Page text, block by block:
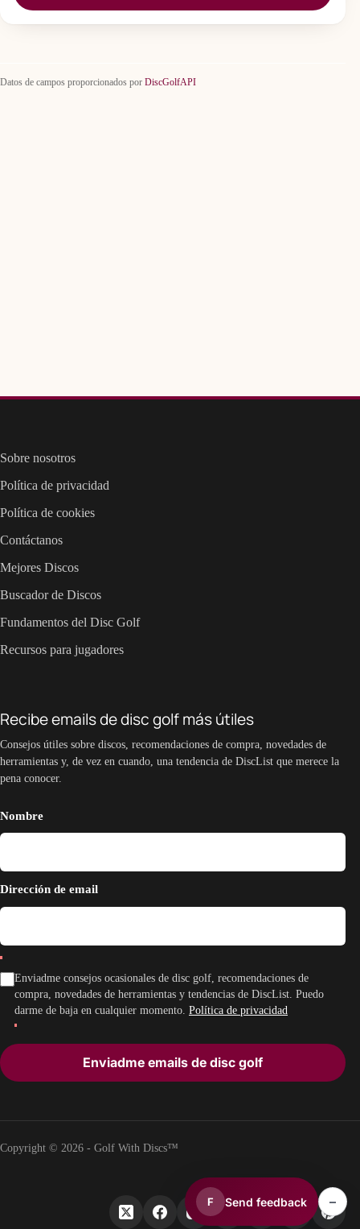
Datos de campos proporcionados por DiscGolfAPI
Sobre nosotros
Política de privacidad
Política de cookies
Contáctanos
Mejores Discos
Buscador de Discos
Fundamentos del Disc Golf
Recursos para jugadores
Recibe emails de disc golf más útiles
Consejos útiles sobre discos, recomendaciones de compra, novedades de
herramientas y, de vez en cuando, una tendencia de DiscList que merece la
pena conocer.
Nombre
Dirección de email
Enviadme consejos ocasionales de disc golf, recomendaciones de
compra, novedades de herramientas y tendencias de DiscList. Puedo
darme de baja en cualquier momento. Política de privacidad
Enviadme emails de disc golf
Copyright © 2026 - Golf With Discs™
F Send feedback –